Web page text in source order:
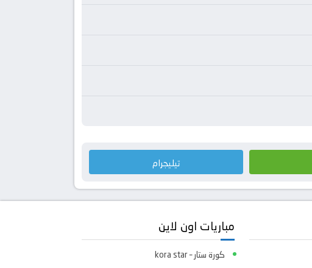
تيليجرام
مباريات اون لاين
كورة ستار – kora star